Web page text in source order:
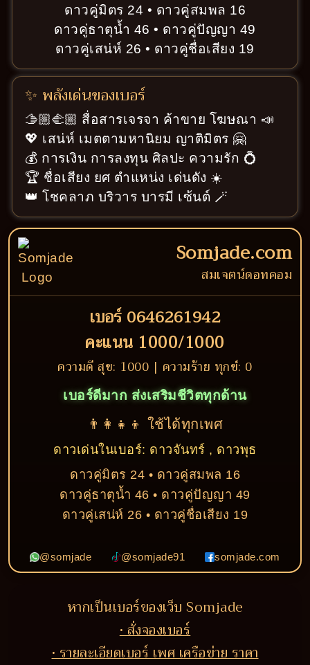
ดาวคู่มิตร 24 • ดาวคู่สมพล 16
ดาวคู่ธาตุน้ำ 46 • ดาวคู่ปัญญา 49
ดาวคู่เสน่ห์ 26 • ดาวคู่ชื่อเสียง 19
✨ พลังเด่นของเบอร์
🫱🏼‍🫲🏼 สื่อสารเจรจา ค้าขาย โฆษณา 📣
💖 เสน่ห์ เมตตามหานิยม ญาติมิตร 🤗
💰 การเงิน การลงทุน ศิลปะ ความรัก 💍
🏆 ชื่อเสียง ยศ ตำแหน่ง เด่นดัง ☀️
👑 โชคลาภ บริวาร บารมี เซ้นต์ 🪄
Somjade.com
สมเจตน์ดอทคอม
เบอร์ 0646261942
คะแนน 1000/1000
ความดี สุข: 1000 | ความร้าย ทุกข์: 0
เบอร์ดีมาก ส่งเสริมชีวิตทุกด้าน
👨‍👩‍👧‍👦 ใช้ได้ทุกเพศ
ดาวเด่นในเบอร์: ดาวจันทร์ , ดาวพุธ
ดาวคู่มิตร 24 • ดาวคู่สมพล 16
ดาวคู่ธาตุน้ำ 46 • ดาวคู่ปัญญา 49
ดาวคู่เสน่ห์ 26 • ดาวคู่ชื่อเสียง 19
@somjade @somjade91 somjade.com
หากเป็นเบอร์ของเว็บ Somjade
• สั่งจองเบอร์
• รายละเอียดเบอร์ เพศ เครือข่าย ราคา